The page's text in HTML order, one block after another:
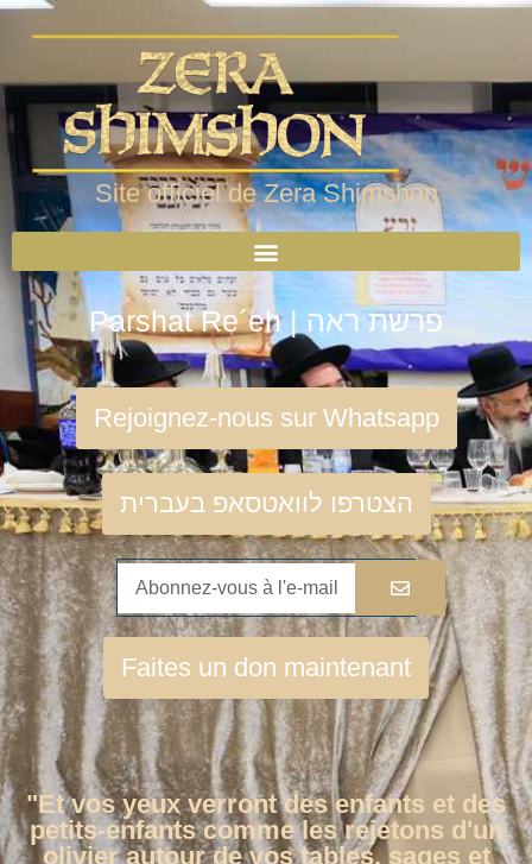
Site officiel de Zera Shimshon
Parshat Re´eh | פרשת ראה
Rejoignez-nous sur Whatsapp
הצטרפו לוואטסאפ בעברית
Faites un don maintenant
"Et vos yeux verront des enfants et des
petits-enfants comme les rejetons d'un
olivier autour de vos tables, sages et